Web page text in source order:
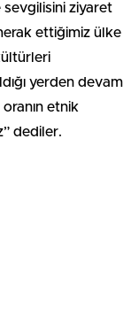
sevgilisini ziyaret
ettiğimiz ülke
yerden devam
etnik
dediler.